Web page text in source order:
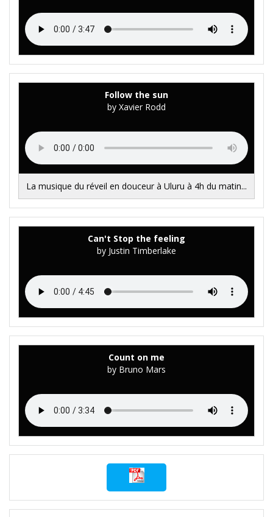
Follow the sun
by Xavier Rodd
La musique du réveil en douceur à Uluru à 4h du matin...
Can't Stop the feeling
by Justin Timberlake
Count on me
by Bruno Mars